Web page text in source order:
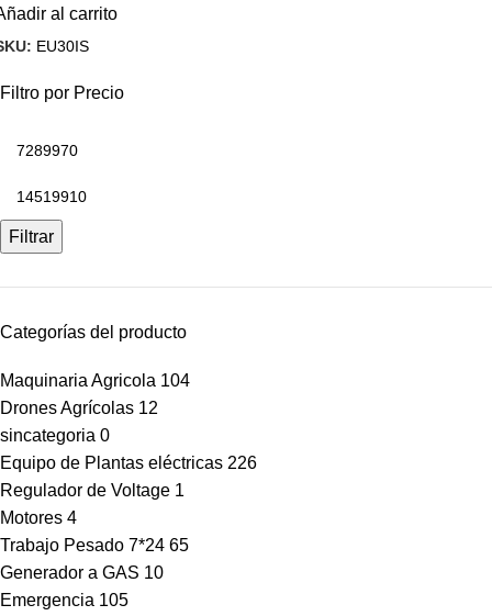
Filtro por Precio
Filtrar
Categorías del producto
Maquinaria Agricola 104
Drones Agrícolas 12
sincategoria 0
Equipo de Plantas eléctricas 226
Regulador de Voltage 1
Motores 4
Trabajo Pesado 7*24 65
Generador a GAS 10
Emergencia 105
al carrito
EU30IS